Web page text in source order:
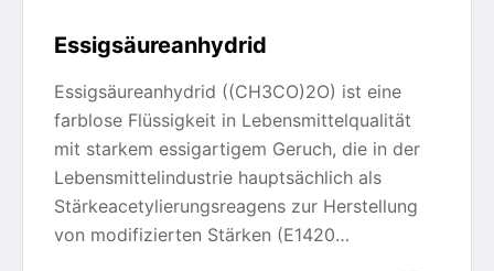
Essigsäureanhydrid
Essigsäureanhydrid ((CH3CO)2O) ist eine
farblose Flüssigkeit in Lebensmittelqualität
mit starkem essigartigem Geruch, die in der
Lebensmittelindustrie hauptsächlich als
Stärkeacetylierungsreagens zur Herstellung
von modifizierten Stärken (E1420…